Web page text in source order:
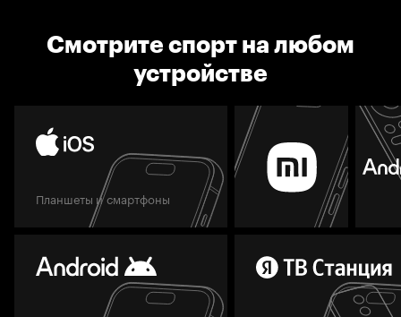
Смотрите спорт на любом
устройстве
Планшеты и смартфоны